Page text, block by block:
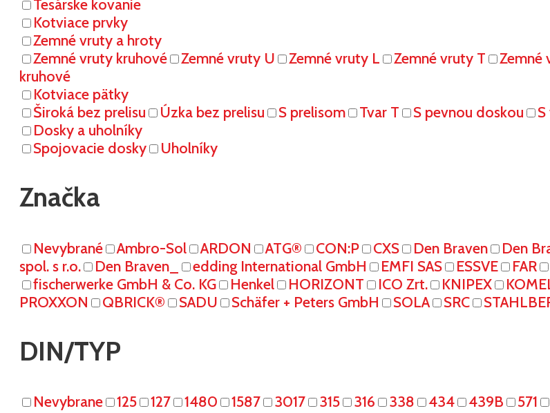
Tesárske kovanie
Kotviace prvky
Zemné vruty a hroty
Zemné vruty kruhové
Zemné vruty U Zemné vruty L Zemné vruty T Zemné
kruhové
Kotviace pätky
Široká bez prelisu
Úzka bez prelisu S prelisom Tvar T S pevnou doskou
Dosky a uholníky
Spojovacie dosky
Uholníky
Značka
Nevybrané Ambro-Sol ARDON ATG® CON:P CXS Den Braven Den
spol. s r.o.
Den Braven_ edding International GmbH EMFI SAS ESSVE FAR
fischerwerke GmbH & Co. KG
Henkel HORIZONT ICO Zrt. KNIPEX
PROXXON
QBRICK® SADU Schäfer + Peters GmbH SOLA SRC
DIN/TYP
Nevybrane 125 127 1480 1587 3017 315 316 338 434 439B 571